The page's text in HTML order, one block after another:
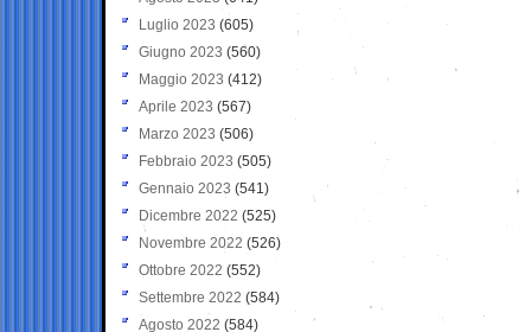
Luglio 2023 (605)
Giugno 2023 (560)
Maggio 2023 (412)
Aprile 2023 (567)
Marzo 2023 (506)
Febbraio 2023 (505)
Gennaio 2023 (541)
Dicembre 2022 (525)
Novembre 2022 (526)
Ottobre 2022 (552)
Settembre 2022 (584)
Agosto 2022 (584)